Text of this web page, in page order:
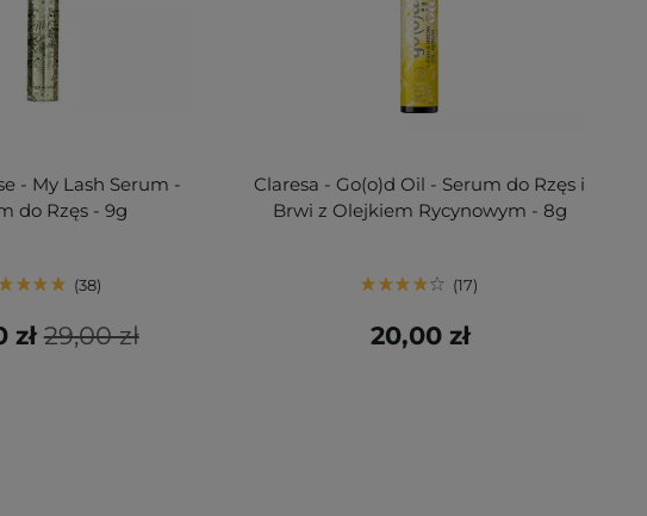
- My Lash Serum -
do Rzęs - 9g
38
29,00 zł
zł
Claresa - Go(o)d Oil - Serum do Rzęs i
Brwi z Olejkiem Rycynowym - 8g
17
20,00 zł